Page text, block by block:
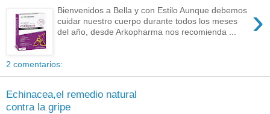
›
Bienvenidos a Bella y con Estilo Aunque debemos
cuidar nuestro cuerpo durante todos los meses
del año, desde Arkopharma nos recomienda ...
2 comentarios:
Echinacea,el remedio natural
contra la gripe